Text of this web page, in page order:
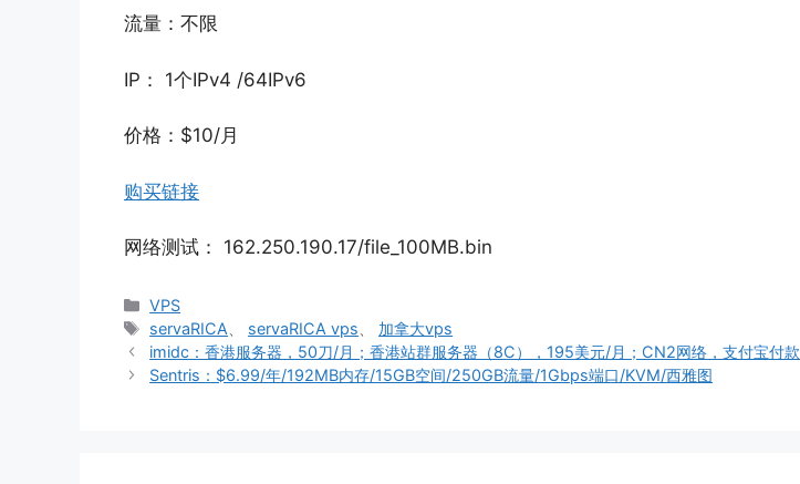
流量：不限
IP： 1个IPv4 /64IPv6
价格：$10/月
购买链接
网络测试： 162.250.190.17/file_100MB.bin
分
类
VPS
标
签
servaRICA servaRICA vps
加拿大vps
imidc：香港服务器，50刀/月；香港站群服务器（8C），195美元/月；CN2网络，支付宝付款
Sentris：$6.99/年/192MB内存/15GB空间/250GB流量/1Gbps端口/KVM/西雅图